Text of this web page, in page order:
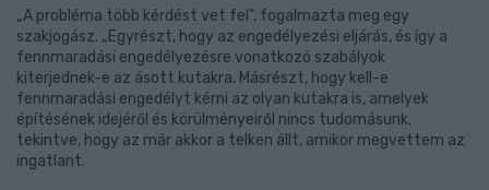
„A probléma több kérdést vet fel", fogalmazta meg egy
szakjogász. „Egyrészt, hogy az engedélyezési eljárás, és így a
fennmaradási engedélyezésre vonatkozó szabályok
kiterjednek-e az ásott kutakra. Másrészt, hogy kell-e
fennmaradási engedélyt kérni az olyan kutakra is, amelyek
építésének idejéről és körülményeiről nincs tudomásunk,
tekintve, hogy az már akkor a telken állt, amikor megvettem az
ingatlant.